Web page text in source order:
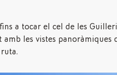
a tocar el cel de les
amb les vistes